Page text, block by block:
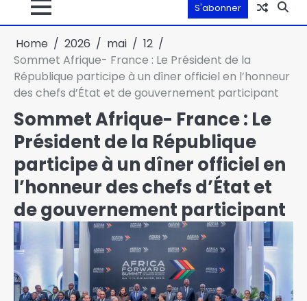
S'abonner
Home 2026 mai
12
Sommet Afrique- France : Le Président de la
République participe à un dîner officiel en l’honneur
des chefs d’État et de gouvernement participant
Sommet Afrique- France : Le
Président de la République
participe à un dîner officiel en
l’honneur des chefs d’État et
de gouvernement participant